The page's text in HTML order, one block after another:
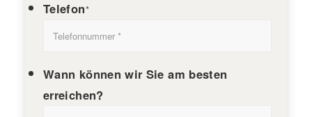
Telefon*
Wann können wir Sie am besten
erreichen?